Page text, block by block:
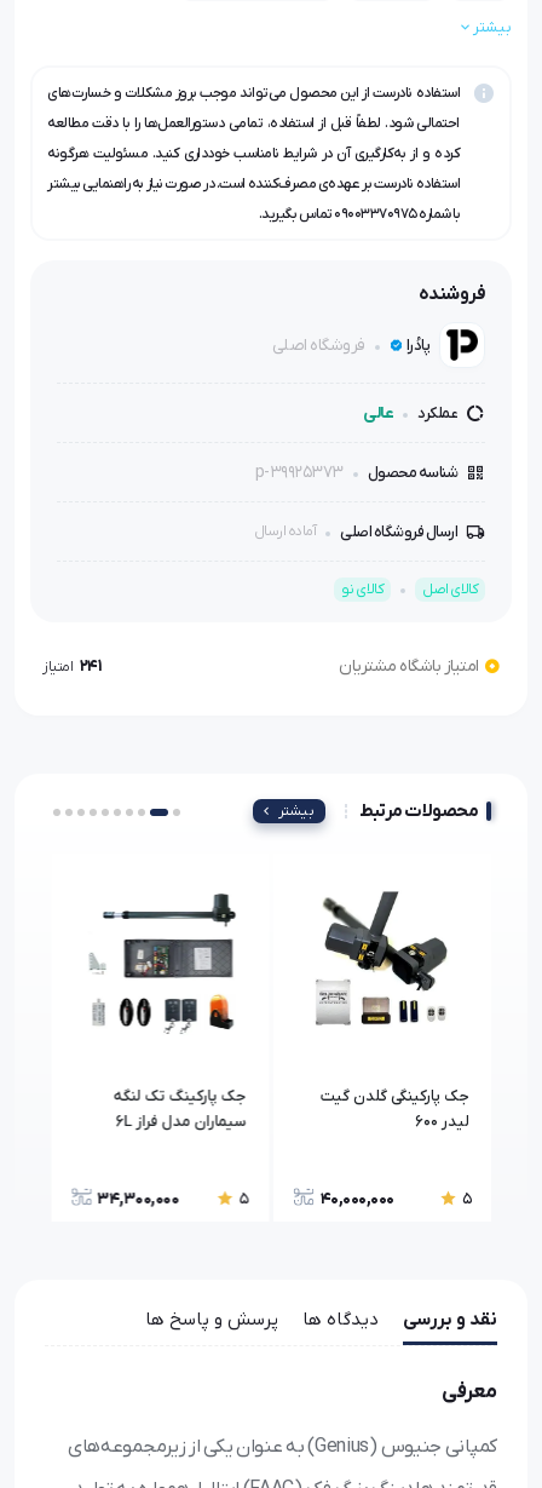
متریال چرخ‌دنده‌ها و سیستم انتقال قدرت:
بیشتر
استفاده نادرست از این محصول می‌تواند موجب بروز مشکلات و خسارت‌های
احتمالی شود. لطفاً قبل از استفاده، تمامی دستورالعمل‌ها را با دقت مطالعه
کرده و از به‌کارگیری آن در شرایط نامناسب خودداری کنید. مسئولیت هرگونه
استفاده نادرست بر عهده‌ی مصرف‌کننده است. در صورت نیاز به راهنمایی بیشتر
با شماره 09003370975 تماس بگیرید.
فروشنده
پادُرا فروشگاه اصلی
عملکرد عالی
شناسه محصول p-39925373
ارسال فروشگاه اصلی آماده ارسال
کالای اصل کالای نو
امتیاز باشگاه مشتریان 241 امتیاز
محصولات مرتبط بیشتر
جک پارکینگی گلدن گیت
لیدر 600
5
40,000,000
جک پارکینگ تک لنگه
سیماران مدل فراز 6L
5
34,300,000
نقد و بررسی دیدگاه ها پرسش و پاسخ ها
معرفی
کمپانی جنیوس (Genius) به عنوان یکی از زیرمجموعه‌های